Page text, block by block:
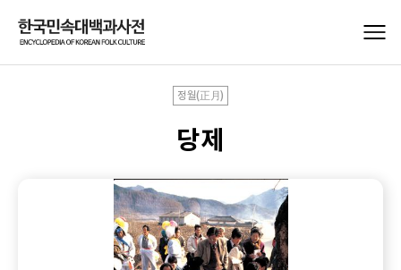
정월(正月)
당제